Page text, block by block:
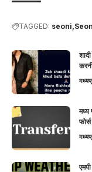
TAGGED: seoni
मध्य